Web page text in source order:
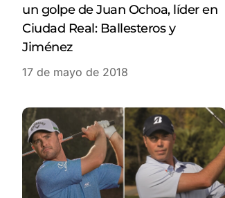
un golpe de Juan Ochoa, líder en
Ciudad Real: Ballesteros y
Jiménez
17 de mayo de 2018